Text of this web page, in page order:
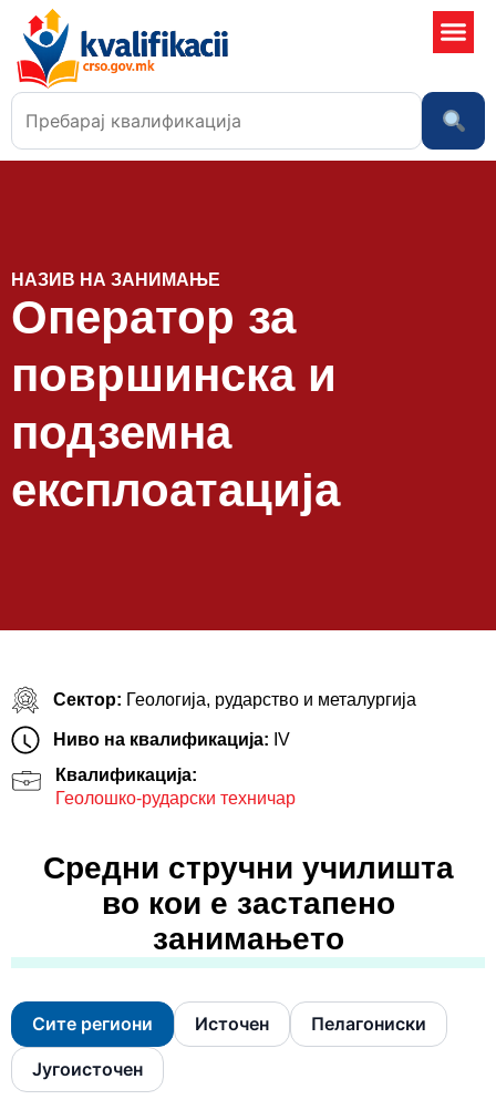
НАЗИВ НА ЗАНИМАЊЕ
Оператор за
површинска и
подземна
експлоатација
Сектор: Геологија, рударство и металургија
Ниво на квалификација: IV
Квалификација:
Геолошко-рударски техничар
Средни стручни училишта
во кои е застапено
занимањето
Сите региони Источен Пелагониски
Југоисточен